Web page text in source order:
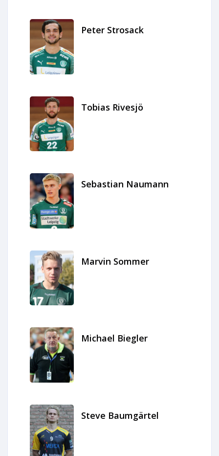
Peter Strosack
Tobias Rivesjö
Sebastian Naumann
Marvin Sommer
Michael Biegler
Steve Baumgärtel